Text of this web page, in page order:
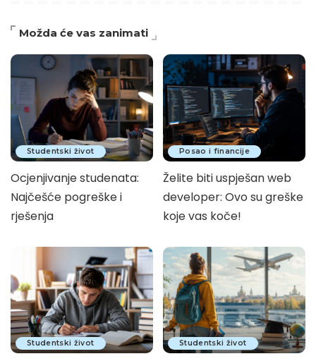
Možda će vas zanimati
Studentski život
Ocjenjivanje studenata:
Najčešće pogreške i
rješenja
Posao i financije
Želite biti uspješan web
developer: Ovo su greške
koje vas koče!
Studentski život Studentski život